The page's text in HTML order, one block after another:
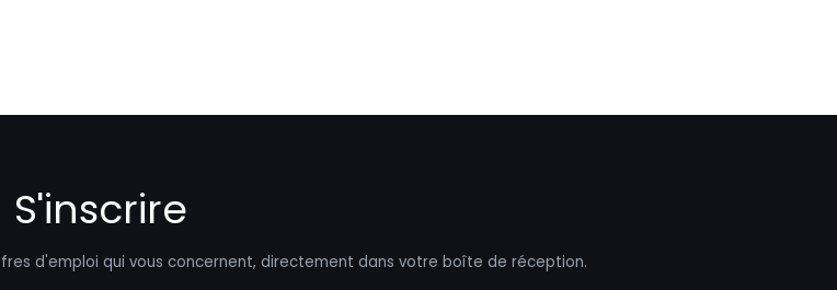
S'inscrire
d'emploi qui vous concernent, directement dans votre boîte de réception.